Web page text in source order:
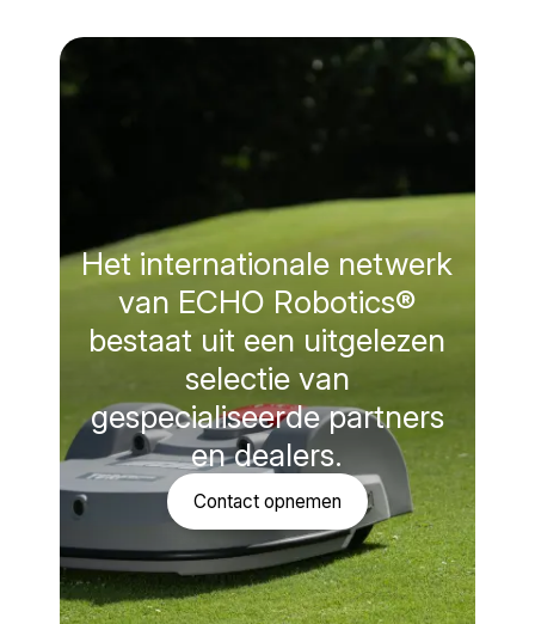
Het internationale netwerk
van ECHO Robotics®
bestaat uit een uitgelezen
selectie van
gespecialiseerde partners
en dealers.
Contact opnemen